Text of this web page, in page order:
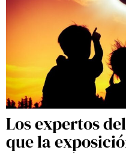
Los expertos
que la